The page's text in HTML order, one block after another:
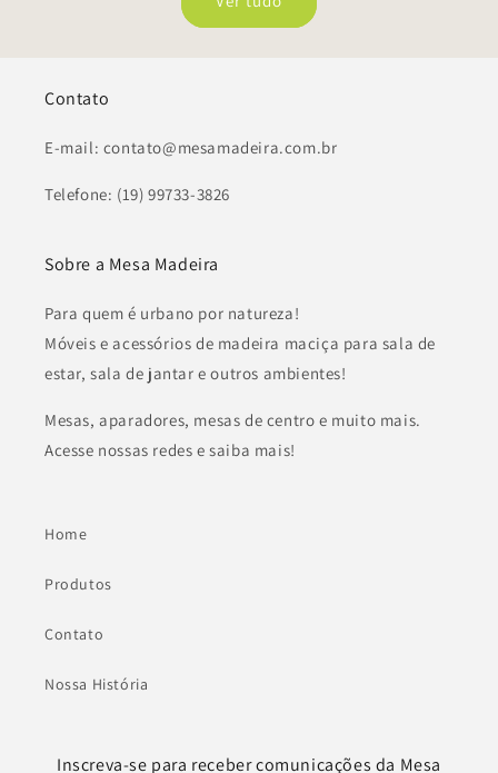
Contato
E-mail: contato@mesamadeira.com.br
Telefone: (19) 99733-3826
Sobre a Mesa Madeira
Para quem é urbano por natureza!
Móveis e acessórios de madeira maciça para sala de
estar, sala de jantar e outros ambientes!
Mesas, aparadores, mesas de centro e muito mais.
Acesse nossas redes e saiba mais!
Home
Produtos
Contato
Nossa História
Inscreva-se para receber comunicações da Mesa